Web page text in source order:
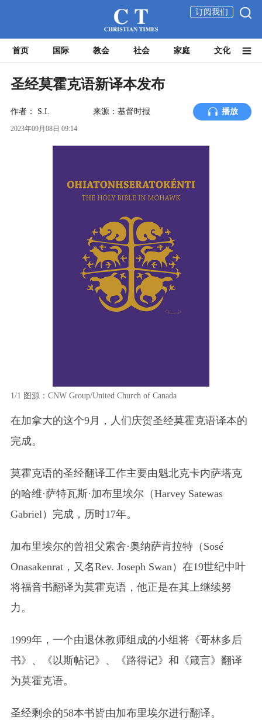
订阅我们
首页 国际 教会 社会 家庭 文化
圣经莫霍克语新译本发布
作者： S.I. 来源：基督时报 播放
2023年09月08日 09:14
1/1 图源：CNW Group/United Church of Canada
在加拿大的这个9月，人们庆贺圣经莫霍克语译本的
完成。
莫霍克语的圣经翻译工作主要由魁北克卡内萨塔克
的哈维·萨特瓦斯·加布里埃尔（Harvey Satewas
Gabriel） 完成，历时17年。
加布里埃尔的曾祖父索舍·奥纳萨肯拉特（Sosé
Onasakenrat，又名Rev. Joseph Swan） 在19世纪中叶
将福音书翻译为莫霍克语，他正是在其上继续努
力。
1999年，一个由退休教师组成的小组将《哥林多后
书》、《以斯帖记》、《路得记》和《箴言》翻译
为莫霍克语。
圣经剩余的58本书皆由加布里埃尔进行翻译。